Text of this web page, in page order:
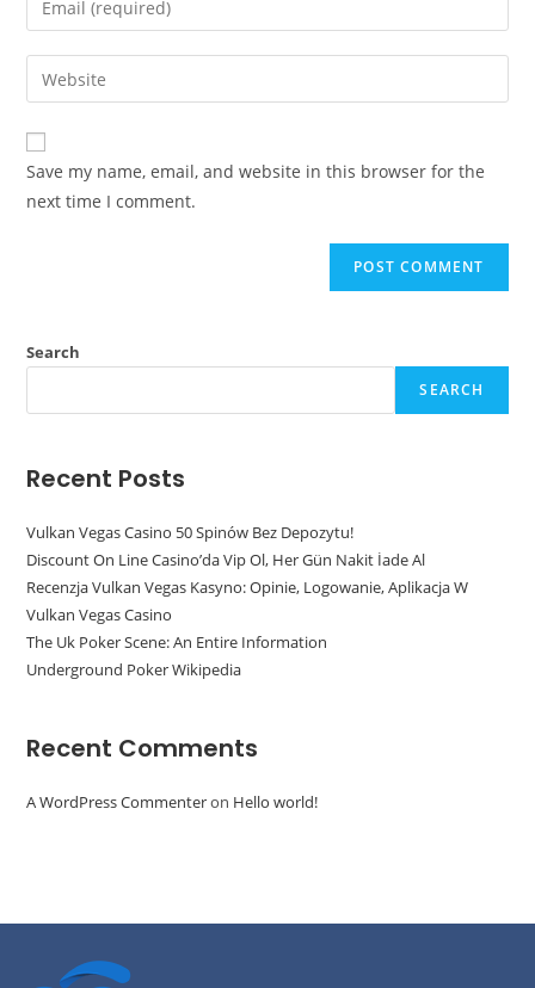
Save my name, email, and website in this browser for the
next time I comment.
Search
SEARCH
Recent Posts
Vulkan Vegas Casino 50 Spinów Bez Depozytu!
Discount On Line Casino’da Vip Ol, Her Gün Nakit İade Al
Recenzja Vulkan Vegas Kasyno: Opinie, Logowanie, Aplikacja W
Vulkan Vegas Casino
The Uk Poker Scene: An Entire Information
Underground Poker Wikipedia
Recent Comments
A WordPress Commenteron Hello world!